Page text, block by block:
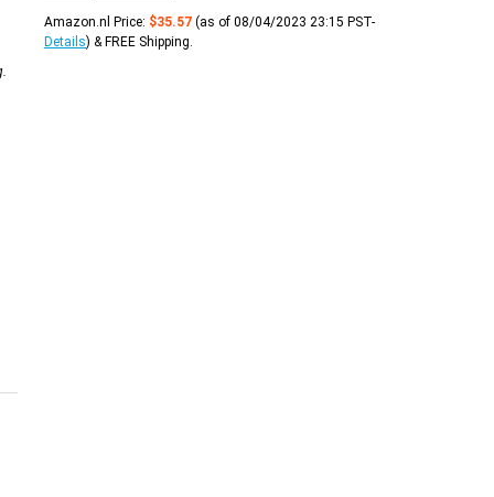
.
Amazon.nl Price: $35.57 (as of 08/04/2023 23:15 PST-
Details) & FREE Shipping.